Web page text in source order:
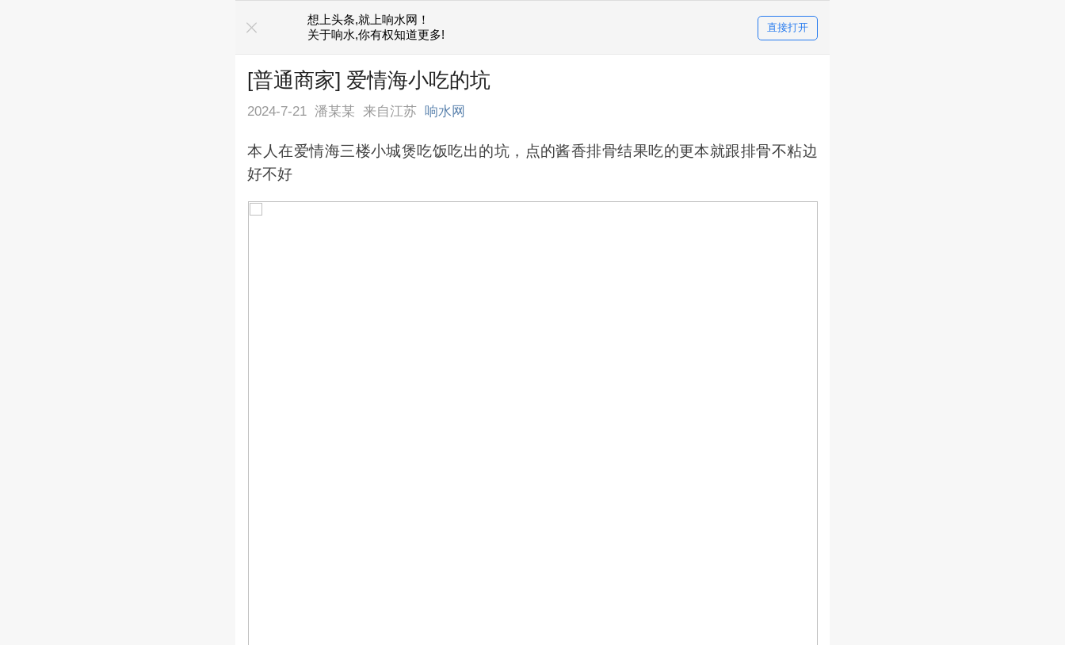
想上头条,就上响水网！
关于响水,你有权知道更多!
直接打开
[普通商家] 爱情海小吃的坑
2024-7-21 潘某某 来自江苏 响水网
本人在爱情海三楼小城煲吃饭吃出的坑，点的酱香排骨结果吃的更本就跟排骨不粘边
好不好